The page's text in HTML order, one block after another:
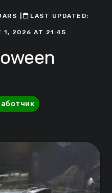
ㅤLAST UPDATED:
1, 2026 AT 21:45